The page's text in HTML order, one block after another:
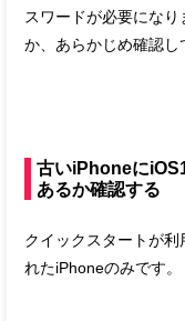
スワードが必要にな
か、あらかじめ確認し
古いiPhoneに
あるか確認する
クイックスタートが
れたiPhoneのみです。